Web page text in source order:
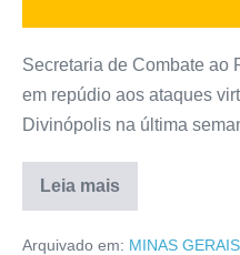
Secretaria de Combate ao
em repúdio aos ataques
Divinópolis na última
Leia mais
Arquivado em: MINAS GERAIS